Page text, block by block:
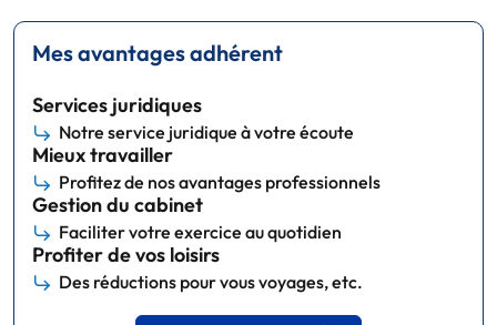
Mes avantages adhérent
Services juridiques
Notre service juridique à votre écoute
Mieux travailler
Profitez de nos avantages professionnels
Gestion du cabinet
Faciliter votre exercice au quotidien
Profiter de vos loisirs
Des réductions pour vous voyages, etc.